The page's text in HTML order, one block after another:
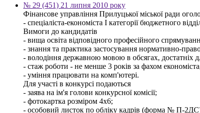
№ 29 (451) 21 липня 2010 року
Фінансове управління Прилуцької міської ради
- спеціаліста-економіста І категорії бюджетного
Вимоги до кандидатів
- вища освіта відповідного професійного
- знання та практика застосування нормативно-
- володіння державною мовою в обсягах, достатніх
- стаж роботи - не менше 3 років за фахом
- уміння працювати на комп'ютері.
Для участі в конкурсі подаються
- заява на ім'я голови конкурсної комісії;
- фотокартка розміром 4х6;
- особовий листок по обліку кадрів (форма № П-